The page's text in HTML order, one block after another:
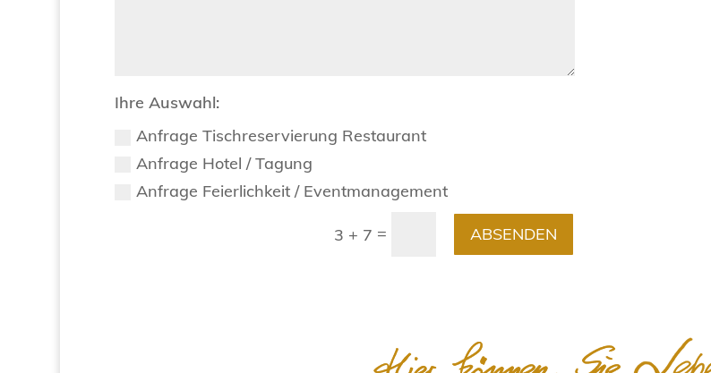
Ihre Auswahl:
Anfrage Tischreservierung Restaurant
Anfrage Hotel / Tagung
Anfrage Feierlichkeit / Eventmanagement
3 + 7 = ABSENDEN